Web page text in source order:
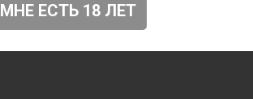
МНЕ ЕСТЬ 18 ЛЕТ